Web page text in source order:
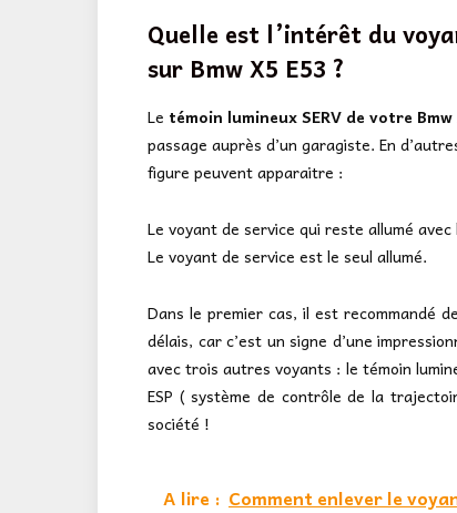
Quelle est l’intérêt du
sur Bmw X5 E53 ?
Le témoin lumineux SERV de votre Bmw
passage auprès d’un garagiste. En
figure peuvent apparaitre :
Le voyant de service qui reste allumé
Le voyant de service est le seul allumé.
Dans le premier cas, il est recommandé
délais, car c’est un signe d’une
avec trois autres voyants : le témoin
ESP ( système de contrôle de la
société !
A lire : Comment enlever le